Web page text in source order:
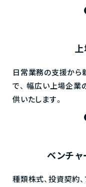
日常業務の支援から
で、 幅広い上場企業
供いたします。
ベンチャ
種類株式、投資契約